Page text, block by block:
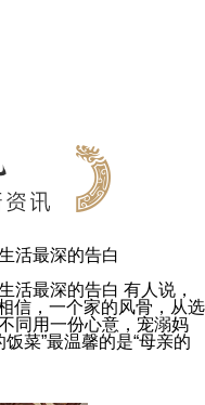
活最深的告白
活最深的告白 有人说，
信，一个家的风骨，从选
同用一份心意，宠溺妈
菜”最温馨的是“母亲的